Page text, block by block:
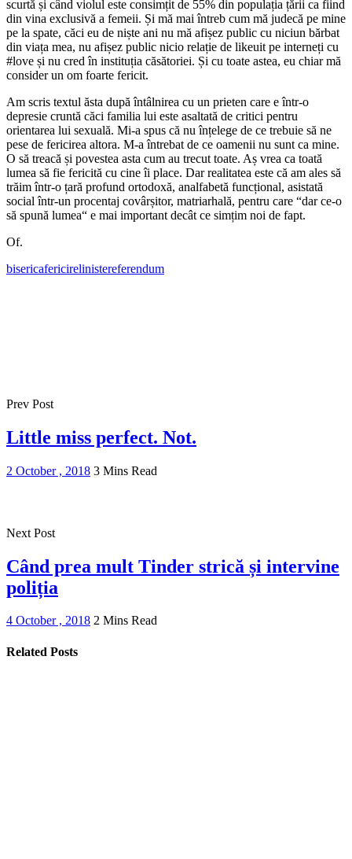
scurtă și când violul este consimțit de 55% din populația țării ca fiind
din vina exclusivă a femeii. Și mă mai întreb cum mă judecă pe mine
pe la spate, căci eu de niște ani nu mă afișez public cu niciun bărbat
din viața mea, nu afișez public nicio relație de likeuit pe interneți cu
#love și nu cred în instituția căsătoriei. Și cu toate astea, eu chiar mă
consider un om foarte fericit.
Am scris textul ăsta după întâlnirea cu un prieten care e într-o
depresie cruntă căci familia lui este asaltată de critici pentru
orientarea lui sexuală. Mi-a spus că nu înțelege de ce trebuie să ne
pese de fericirea altora. M-a întrebat de ce oamenii nu sunt ca mine.
O să treacă și povestea asta cum au trecut toate. Aș vrea ca toată
lumea să fie fericită cu cine îi place. Dar realitatea este că am ales să
trăim într-o țară profund ortodoxă, analfabetă funcțional, asistată
social într-un procentaj covârșitor, matriarhală, pentru care “dar ce-o
să spună lumea“ e mai important decât ce simțim noi de fapt.
Of.
bisericafericirelinistereferendum
Prev Post
Little miss perfect. Not.
2 October , 2018 3 Mins Read
Next Post
Când prea mult Tinder strică și intervine
poliția
4 October , 2018 2 Mins Read
Related Posts